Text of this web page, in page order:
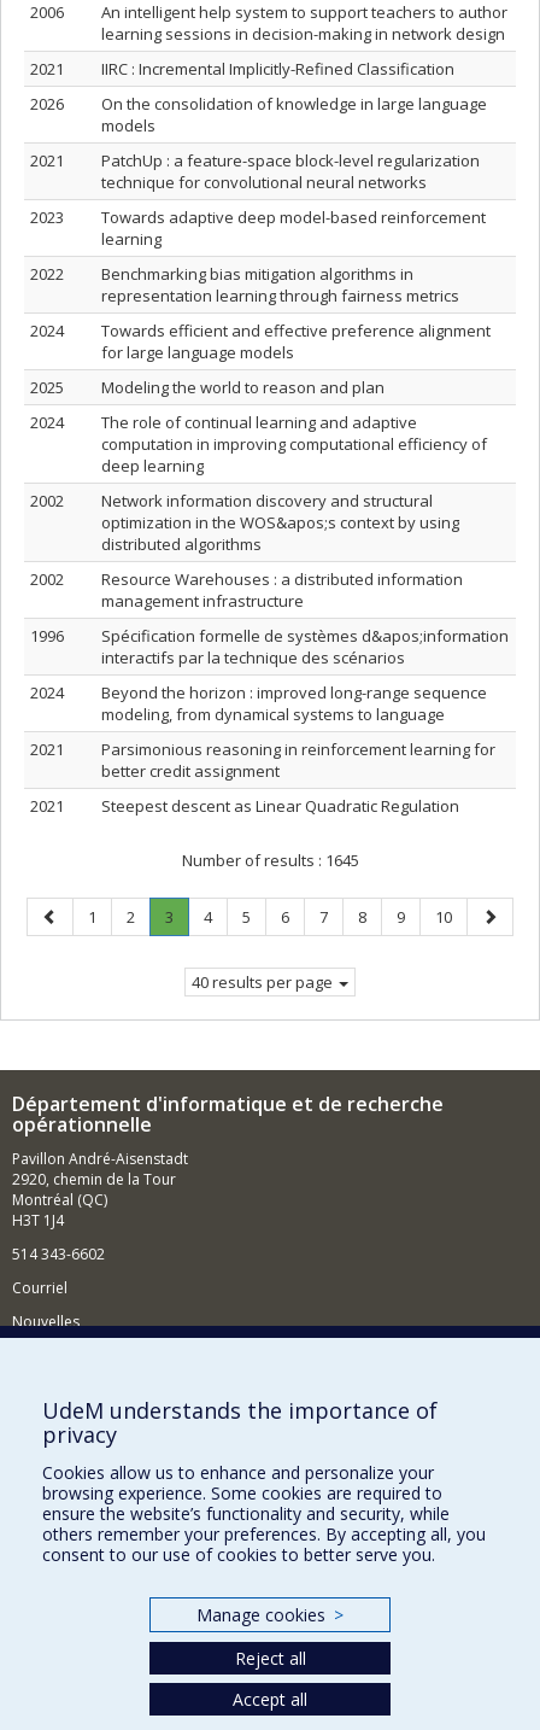
2006
An intelligent help system to support teachers to author
learning sessions in decision-making in network design
2021
IIRC : Incremental Implicitly-Refined Classification
2026
On the consolidation of knowledge in large language
models
2021
PatchUp : a feature-space block-level regularization
technique for convolutional neural networks
2023
Towards adaptive deep model-based reinforcement
learning
2022
Benchmarking bias mitigation algorithms in
representation learning through fairness metrics
2024
Towards efficient and effective preference alignment
for large language models
2025
Modeling the world to reason and plan
2024
The role of continual learning and adaptive
computation in improving computational efficiency of
deep learning
2002
Network information discovery and structural
optimization in the WOS&apos;s context by using
distributed algorithms
2002
Resource Warehouses : a distributed information
management infrastructure
1996
Spécification formelle de systèmes d&apos;information
interactifs par la technique des scénarios
2024
Beyond the horizon : improved long-range sequence
modeling, from dynamical systems to language
2021
Parsimonious reasoning in reinforcement learning for
better credit assignment
2021
Steepest descent as Linear Quadratic Regulation
Number of results : 1645
Previous
page
Page
1 Page
2 Page
3
Current
Page
4 Page
5 Page
6 Page
7 Page
8 Page
9 Page
10
Next
page
40 results per page
Département d'informatique et de recherche
opérationnelle
Pavillon André-Aisenstadt
2920, chemin de la Tour
Montréal (QC)
H3T 1J4
514 343-6602
Courriel
Nouvelles
Comment soutenir le Département?
BESOIN D'AIDE?
Plan du site
Signaler une erreur
Accessibilité
Nos départements et écoles
UdeM understands the importance of
privacy
Cookies allow us to enhance and personalize your
browsing experience. Some cookies are required to
ensure the website’s functionality and security, while
others remember your preferences. By accepting all, you
consent to our use of cookies to better serve you.
Manage cookies >
Reject all
Accept all